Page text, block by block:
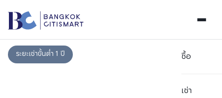
ซื้อ
เช่า
ระยะเช่าขั้นต่ำ 1 ปี